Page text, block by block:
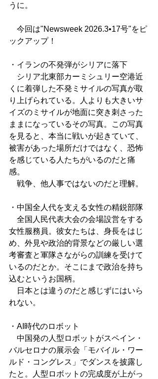
うに。
今回は"Newsweek 2026.3•17号"をピ
ックアップ！
・イランの不発弾がシリアに落下
シリア北東部カーミシュリー空港近
くに着弾した不発ミサイルの写真が取
り上げられている。人よりも大きいサ
イズのミサイルが地面に突き刺さった
ままになっているその写真。この写真
を見ると、本当に戦いが起きていて、
被害があった場所だけではなく、恐怖
を感じている人たちがいるのだと痛
感。
戦争、他人事ではないのだと理解。
・中国全人代を支える女性の精鋭部隊
全国人民代表大会の会場設営をする
女性服務員。彼女たちは、身長をはじ
め、外見や政治的背景などの厳しい選
考審査と軍隊さながらの訓練を受けて
いるのだとか。そこにまで政治を持ち
込むというお国柄。
日本とは違うのだと感じずにはいら
れない。
・AI時代のロボット
中国発の人型ロボットがスペイン・
バルセロナの展示会「モバイル・ワー
ルド・コングレス」でダンスを披露し
たと。人型ロボットの完成度が上がっ